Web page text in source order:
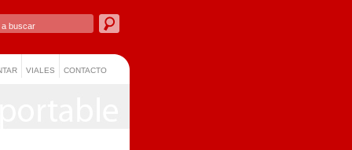
VIALES CONTACTO